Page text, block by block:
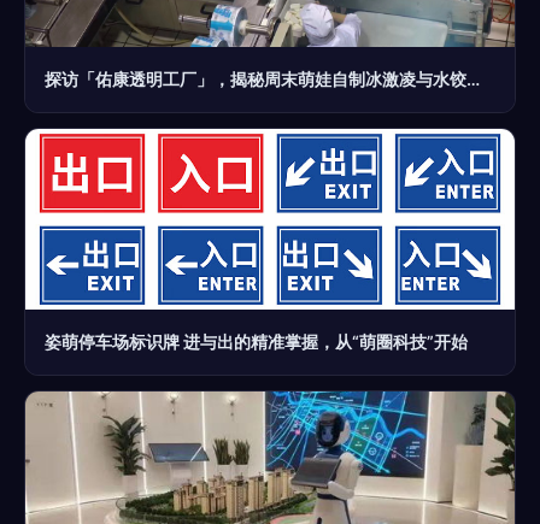
探访「佑康透明工厂」，揭秘周末萌娃自制冰激凌与水饺的奇妙冒险
姿萌停车场标识牌 进与出的精准掌握，从“萌圈科技”开始